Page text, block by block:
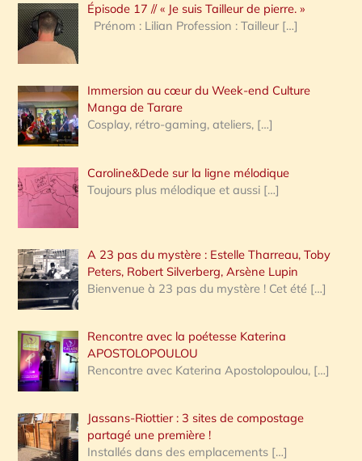
h
e
:
Épisode 17 // « Je suis Tailleur de pierre. »
Prénom : Lilian Profession : Tailleur […]
Immersion au cœur du Week-end Culture
Manga de Tarare
Cosplay, rétro-gaming, ateliers, […]
Caroline&Dede sur la ligne mélodique
Toujours plus mélodique et aussi […]
A 23 pas du mystère : Estelle Tharreau, Toby
Peters, Robert Silverberg, Arsène Lupin
Bienvenue à 23 pas du mystère ! Cet été […]
Rencontre avec la poétesse Katerina
APOSTOLOPOULOU
Rencontre avec Katerina Apostolopoulou, […]
Jassans-Riottier : 3 sites de compostage
partagé une première !
Installés dans des emplacements […]